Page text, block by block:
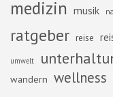
medizin musik
ratgeber reise
umwelt
wandern wellness